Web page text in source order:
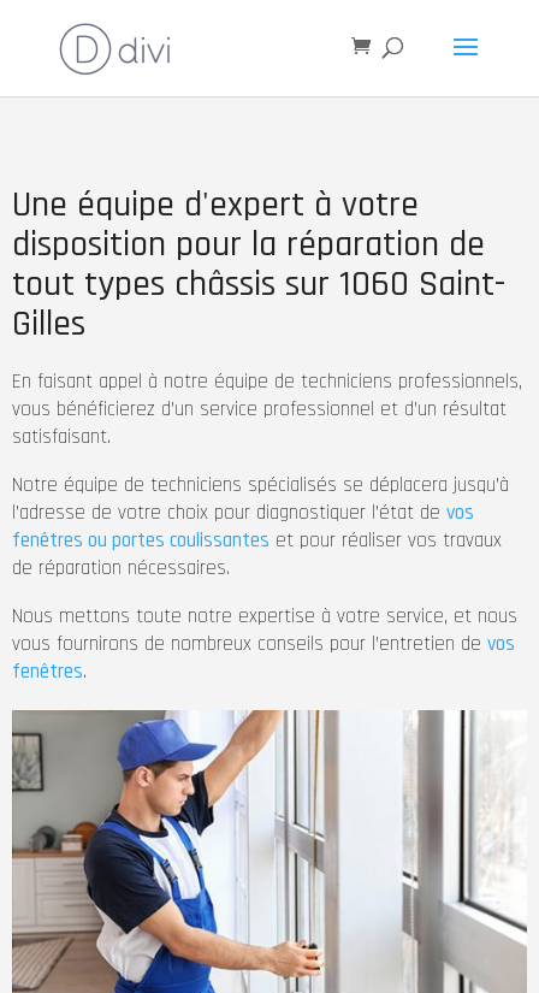
Une équipe d'expert à votre
disposition pour la réparation de
tout types châssis sur 1060 Saint-
Gilles
En faisant appel à notre équipe de techniciens professionnels,
vous bénéficierez d’un service professionnel et d’un résultat
satisfaisant.
Notre équipe de techniciens spécialisés se déplacera jusqu’à
l’adresse de votre choix pour diagnostiquer l’état de vos
fenêtres ou portes coulissantes et pour réaliser vos travaux
de réparation nécessaires.
Nous mettons toute notre expertise à votre service, et nous
vous fournirons de nombreux conseils pour l’entretien de vos
fenêtres.